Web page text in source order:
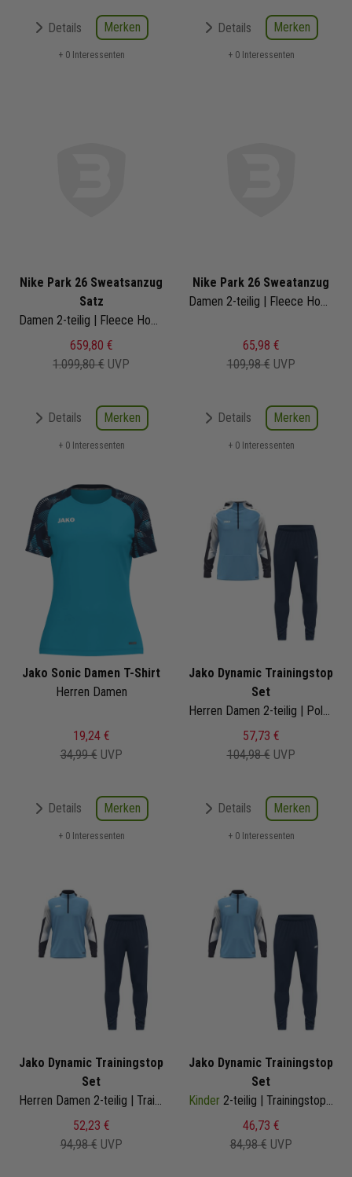
Details Merken
+ 0 Interessenten
Details Merken
+ 0 Interessenten
Nike Park 26 Sweatsanzug
Satz
Damen 2-teilig | Fleece Hoodie Blank Fleece Sweathose | Jogginganzug Satz
659,80 €
1.099,80 € UVP
Details Merken
+ 0 Interessenten
Nike Park 26 Sweatanzug
Damen 2-teilig | Fleece Hoodie Blank Fleece Sweathose | Jogginganzug
65,98 €
109,98 € UVP
Details Merken
+ 0 Interessenten
Jako Sonic Damen T-Shirt
Herren Damen
19,24 €
34,99 € UVP
Details Merken
+ 0 Interessenten
Jako Dynamic Trainingstop
Set
57,73 €
104,98 € UVP
Details Merken
+ 0 Interessenten
Jako Dynamic Trainingstop
Set
Herren Damen 2-teilig | Trainingstop Trainingshose
52,23 €
94,98 € UVP
Jako Dynamic Trainingstop
Set
Kinder 2-teilig | Trainingstop Trainingshose
46,73 €
84,98 € UVP